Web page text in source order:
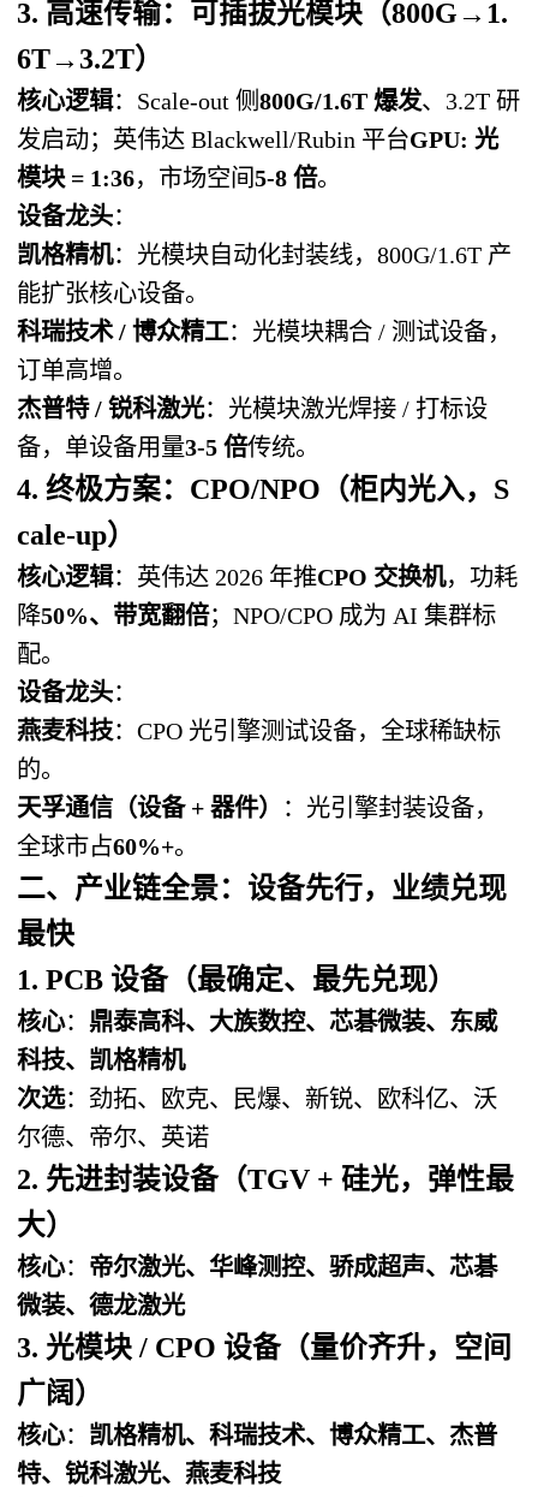
3. 高速传输：可插拔光模块（800G→1.
6T→3.2T）
核心逻辑：Scale-out 侧800G/1.6T 爆发、3.2T 研
发启动；英伟达 Blackwell/Rubin 平台GPU: 光
模块 = 1:36，市场空间5-8 倍。
设备龙头：
凯格精机：光模块自动化封装线，800G/1.6T 产
能扩张核心设备。
科瑞技术 / 博众精工：光模块耦合 / 测试设备，
订单高增。
杰普特 / 锐科激光：光模块激光焊接 / 打标设
备，单设备用量3-5 倍传统。
4. 终极方案：CPO/NPO（柜内光入，S
cale-up）
核心逻辑：英伟达 2026 年推CPO 交换机，功耗
降50%、带宽翻倍；NPO/CPO 成为 AI 集群标
配。
设备龙头：
燕麦科技：CPO 光引擎测试设备，全球稀缺标
的。
天孚通信（设备 + 器件）
：光引擎封装设备，
全球市占60%+。
二、产业链全景： 设备先行，业绩兑现
最快
1. PCB 设备（最确定、最先兑现）
核心： 鼎泰高科、大族数控、芯碁微装、东威
科技、凯格精机
次选：劲拓、欧克、民爆、新锐、欧科亿、沃
尔德、帝尔、英诺
2. 先进封装设备（TGV + 硅光，弹性最
大）
核心： 帝尔激光、华峰测控、骄成超声、芯碁
微装、德龙激光
3. 光模块 / CPO 设备（量价齐升，空间
广阔）
核心： 凯格精机、科瑞技术、博众精工、杰普
特、锐科激光、燕麦科技